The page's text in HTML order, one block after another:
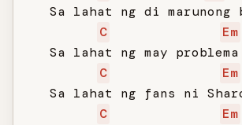
Sa lahat ng di marunong
C
Em
Sa lahat ng may
C
Em
Sa lahat ng fans ni
C
Em